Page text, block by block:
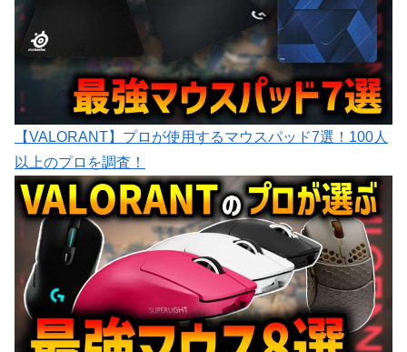
【VALORANT】プロが使用するマウスパッド7選！100人
以上のプロを調査！